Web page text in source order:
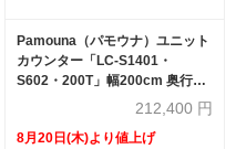
Pamouna（パモウナ）ユニット
カウンター「LC-S1401・
S602・200T」幅200cm 奥行
46cm 高さ92.7cm 引出し+扉収
納（扉：向かって左） 家電収納
下台全4色 天板全2色
212,400 円
8月20日(木)より値上げ